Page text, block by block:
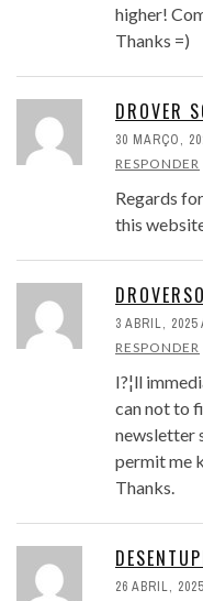
higher!
Thanks =)
DROVER
30 MARÇO,
RESPONDER
Regards
this
3 ABRIL, 2025
RESPONDER
I?¦ll
can not to
newsletter
permit me
Thanks.
26 ABRIL,